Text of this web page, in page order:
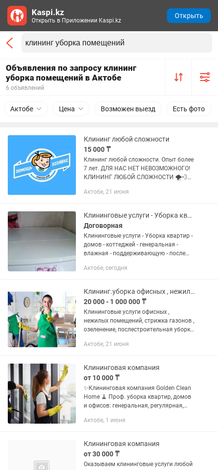
Объявления по запросу клининг
уборка помещений в Актобе
6 объявлений
Актобе Цена Возможен выезд Есть фото
Клининг любой сложности
15 000 ₸
Клининг любой сложности. Опыт более
7 лет. ДЛЯ НАС НЕТ НЕВОЗМОЖНОГО!
КЛИНИНГ ЛЮБОЙ СЛОЖНОСТИ 🌪💨
✅стремянки, ✅пылесосы,
КОМПАНИЯ ВСЕГДА...
Актобе, 21 июня
Клининговые услуги - Уборка квартир - домов - коттеджей - генеральная - вла
Договорная
Клининговые услуги - Уборка квартир -
домов - коттеджей - генеральная -
влажная - поддерживающую - после
квартирантов - после вечеринки - после
Актобе, сегодня
Клининг.уборка офисных , нежилых помещений, территорий, стрижка газонов.
20 000 - 1 000 000 ₸
Клининговые услуги офисных ,
нежилых помещений, стрижка газонов ,
озеленение, послестроительная уборка,
воды, уборка снега.Наша компания 12
Актобе, 21 июня
Клининговая компания
от 10 000 ₸
✨Клининговая компания Golden Clean
Home 🧹 Проф. уборка квартир, домов
и офисов: генеральная, регулярная,
жильцов 🏠 🪟 Мытьё окон, балконов,
Актобе, 1 июня
Клининговая компания
от 30 000 ₸
Оказываем клининговые услуги любой
Kaspi.kz
Открыть в Приложении Kaspi.kz
Открыть